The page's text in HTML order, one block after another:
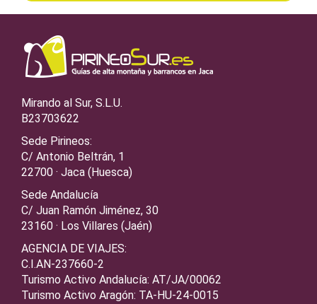
Mirando al Sur, S.L.U.
B23703622
Sede Pirineos:
C/ Antonio Beltrán, 1
22700 · Jaca (Huesca)
Sede Andalucía
C/ Juan Ramón Jiménez, 30
23160 · Los Villares (Jaén)
AGENCIA DE VIAJES:
C.I.AN-237660-2
Turismo Activo Andalucía: AT/JA/00062
Turismo Activo Aragón: TA-HU-24-0015